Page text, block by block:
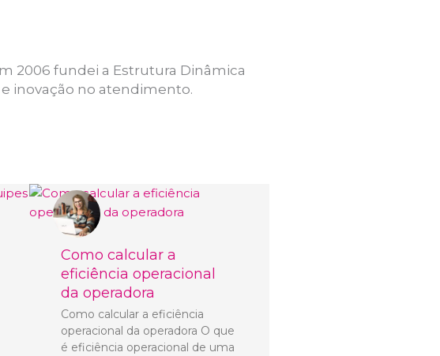
2006 fundei a Estrutura Dinâmica
inovação no atendimento.
Como calcular a
eficiência operacional
da operadora
Como calcular a eficiência
operacional da operadora O que
é eficiência operacional de uma